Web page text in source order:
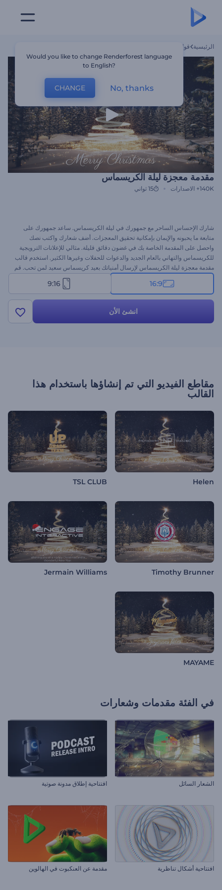
الرئيسية قوالب
مقدمة معجزة ليلة الكريسماس
140K+ الاصدارات 15 ثواني
شارك الإحساس الساحر مع جمهورك في ليلة الكريسماس. ساعد جمهورك على
متابعة ما يحبونه والإيمان بإمكانية تحقيق المعجزات. أضف شعارك واكتب نصك
واحصل على المقدمة الخاصة بك في غضون دقائق قليلة. مثالي للإعلانات الترويجية
للكريسماس والتهاني بالعام الجديد والدعوات للحفلات وغيرها الكثير. استخدم قالب
مقدمة معجزة ليلة الكريسماس لإرسال أمنياتك بعيد كريسماس سعيد لمن تحب. قم
بتجربة هذا القالب مجانًا!
16:9
9:16
انشئ الأن
مقاطع الفيديو التي تم إنشاؤها باستخدام هذا
القالب
Helen
TSL CLUB
Timothy Brunner
Jermain Williams
MAYAME
في الفئة مقدمات وشعارات
الشعار السائل افتتاحية إطلاق مدونة صوتية
افتتاحية أشكال تناظرية مقدمة عن العنكبوت في الهالوين
Would you like to change Renderforest language
to English?
CHANGE No, thanks